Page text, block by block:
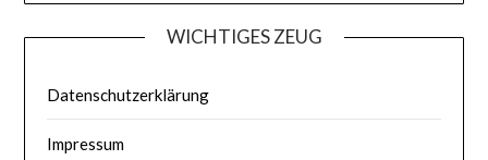
WICHTIGES ZEUG
Datenschutzerklärung
Impressum